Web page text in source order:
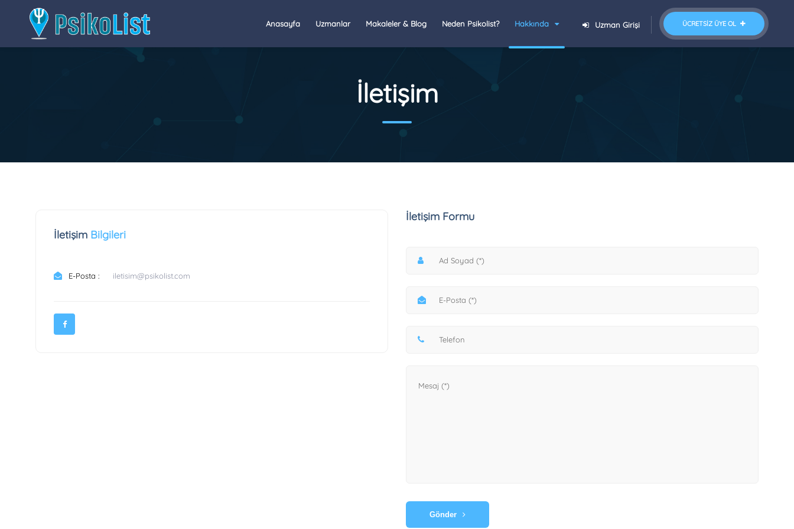
ÜCRETSIZ ÜYE OL
Uzman Girişi
Anasayfa Uzmanlar Makaleler & Blog Neden Psikolist? Hakkında
İletişim
İletişim Bilgileri
E-Posta : iletisim@psikolist.com
İletişim Formu
Gönder